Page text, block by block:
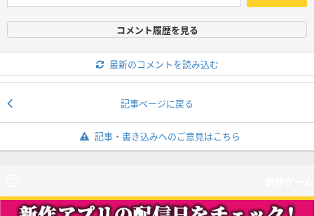
コメント履歴を見る
最新のコメントを読み込む
記事ページに戻る
記事・書き込みへのご意見はこちら